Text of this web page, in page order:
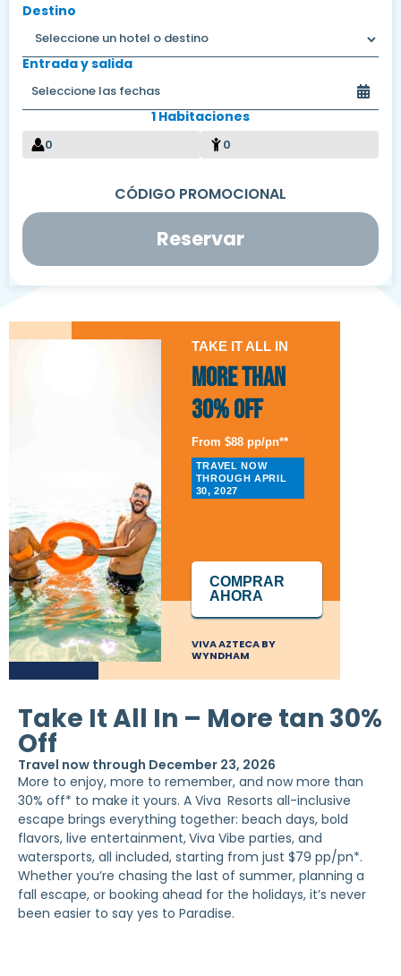
Destino
Entrada y salida
1 Habitaciones
0 0
Reservar
TAKE IT ALL IN
More than
30% Off
From $88 pp/pn**
TRAVEL NOW
THROUGH APRIL
30, 2027
VIVA AZTECA BY
WYNDHAM
COMPRAR
AHORA
Take It All In – More tan 30%
Off
Travel now through December 23, 2026
More to enjoy, more to remember, and now more than
30% off* to make it yours. A Viva Resorts all-inclusive
escape brings everything together: beach days, bold
flavors, live entertainment,Viva Vibe parties, and
watersports, all included, starting from just $79 pp/pn*.
Whether you’re chasing the last of summer, planning a
fall escape, or booking ahead for the holidays, it’s never
been easier to say yes to Paradise.